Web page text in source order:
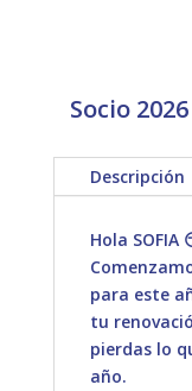
Socio
Descripción
Hola SOFIA
para este
tu
pierdas lo
año.